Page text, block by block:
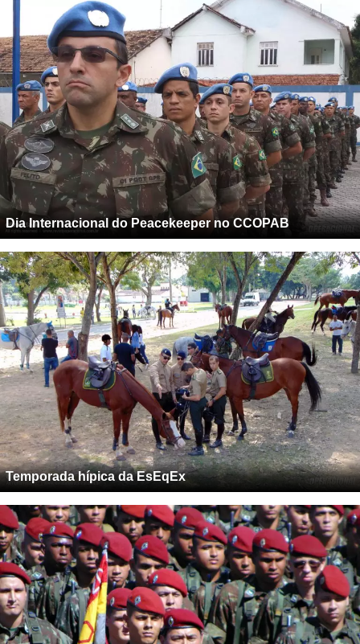
Dia Internacional do Peacekeeper no CCOPAB
Temporada hípica da EsEqEx